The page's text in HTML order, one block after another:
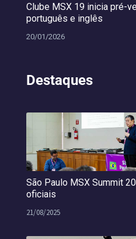
Clube MSX 19 inicia pré-
português e inglês
20/01/2026
Destaques
São Paulo MSX Summit
oficiais
21/08/2025